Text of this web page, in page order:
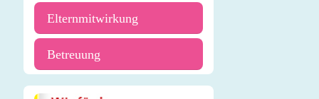
Elternmitwirkung
Betreuung